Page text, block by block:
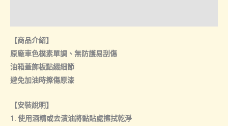
【商品介紹】
原廠車色樸素單調、無防護易刮傷
油箱蓋飾板點綴細節
避免加油時擦傷原漆
【安裝說明】
1. 使用酒精或去漬油將黏貼處擦拭乾淨